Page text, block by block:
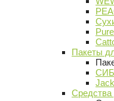
Пакеты
Средства